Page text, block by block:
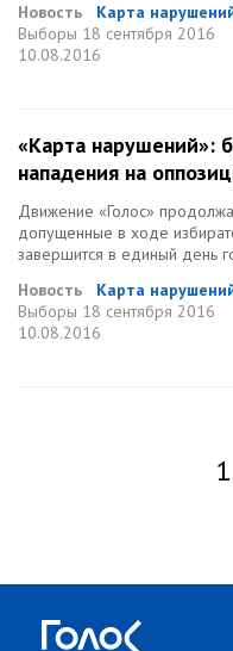
Новость
Карта
Выборы 18 сентября 2016
10.08.2016
«Карта нарушений»:
нападения на
Движение «Голос»
допущенные в ходе
завершится в единый день
Новость
Карта
Выборы 18 сентября 2016
10.08.2016
1